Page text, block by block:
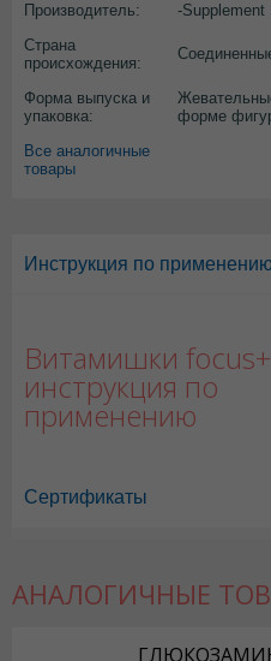
Производитель:
-Supplement
Страна
происхождения:
Форма выпуска и
упаковка:
форме
Все аналогичные
товары
Инструкция по
Витамишки focus+
инструкция по
применению
Сертификаты
АНАЛОГИЧНЫЕ